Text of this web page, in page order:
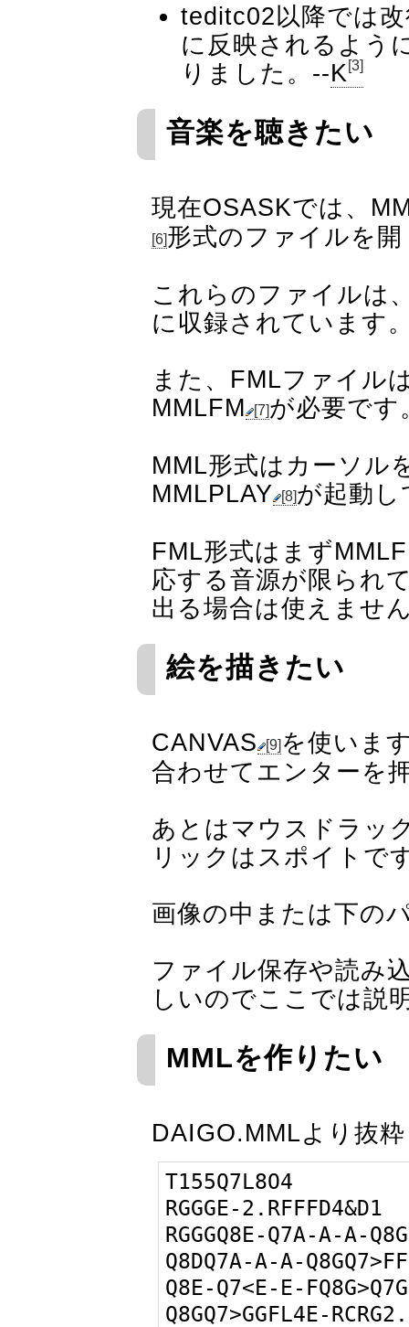
teditc02以降では
に反映されるよう
りました。--K [3]
音楽を聴きたい
現在OSASKでは、
[6]形式のファイルを
これらのファイルは
に収録されています
また、FMLファイル
MMLFM
[7]が必要です
MML形式はカーソル
MMLPLAY [8]が起動し
FML形式はまず
応する音源が限られ
出る場合は使えませ
絵を描きたい
CANVAS [9]を使いま
合わせてエンターを
あとはマウスドラッ
リックはスポイトで
画像の中または下の
ファイル保存や読み
しいのでここでは説
MMLを作りたい
DAIGO.MMLより抜粋
T155Q7L8O4
RGGGE-2.RFFFD4&D1
RGGGQ8E-Q7A-A-A-
Q8DQ7A-A-A-
Q8E-Q7<E-E-
Q8GQ7>GGFL4E-